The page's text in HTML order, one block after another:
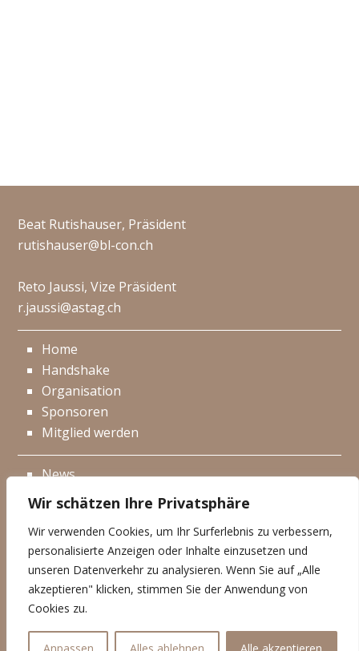
Wir schätzen Ihre Privatsphäre
Wir verwenden Cookies, um Ihr Surferlebnis zu verbessern,
personalisierte Anzeigen oder Inhalte einzusetzen und
unseren Datenverkehr zu analysieren. Wenn Sie auf „Alle
akzeptieren" klicken, stimmen Sie der Anwendung von
Cookies zu.
Beat Rutishauser, Präsident
rutishauser@bl-con.ch
Reto Jaussi, Vize Präsident
r.jaussi@astag.ch
Home
Handshake
Organisation
Sponsoren
Mitglied werden
News
Events
Kontakt
Impressum
Datenschutzerklärung